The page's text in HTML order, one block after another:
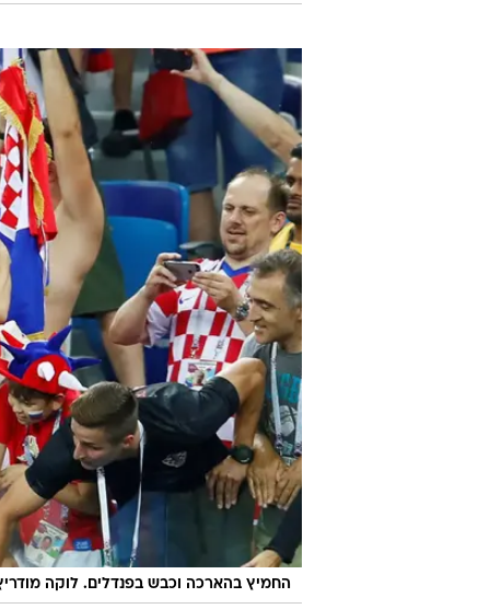
החמיץ בהארכה וכבש בפנדלים. לוקה